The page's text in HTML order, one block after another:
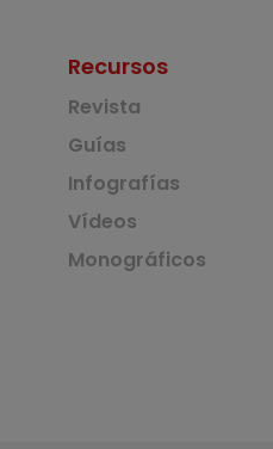
Recursos
Revista
Guías
Infografías
Vídeos
Monográficos